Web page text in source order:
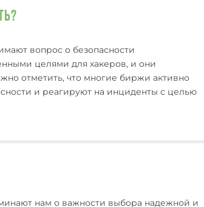
вопрос о безопасности
целями для хакеров, и они
отметить, что многие биржи активно
и реагируют на инциденты с целью
нам о важности выбора надежной и